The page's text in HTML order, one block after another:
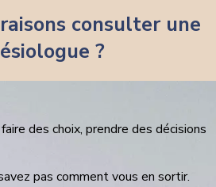
consulter une
?
des choix, prendre des décisions
pas comment vous en sortir.